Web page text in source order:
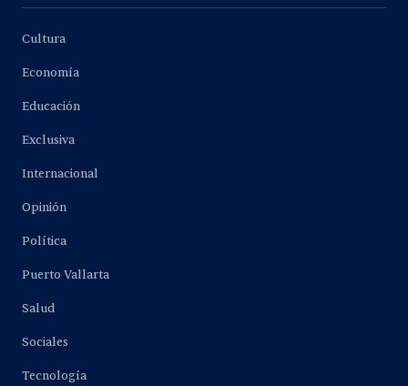
Cultura
Economía
Educación
Exclusiva
Internacional
Opinión
Política
Puerto Vallarta
Salud
Sociales
Tecnología